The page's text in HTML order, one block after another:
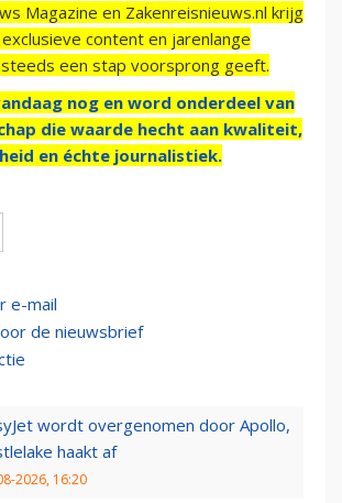
Magazine en Zakenreisnieuws.nl krijg
content en jarenlange
een stap voorsprong geeft.
nog en word onderdeel van
die waarde hecht aan kwaliteit,
en échte journalistiek.
e-mail
de nieuwsbrief
wordt overgenomen door Apollo,
haakt af
2026, 16:20